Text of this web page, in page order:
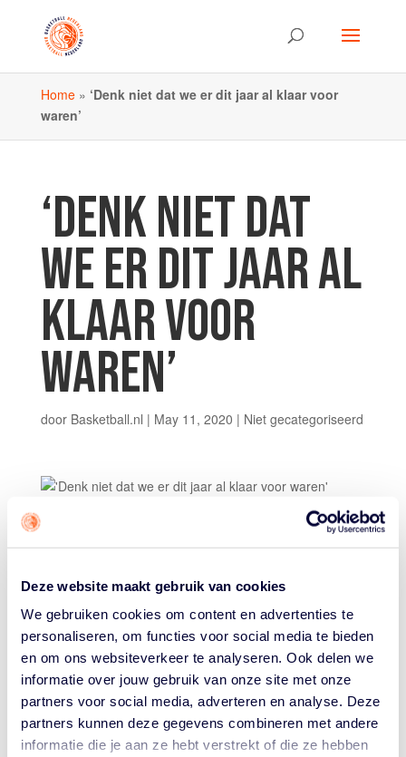
Deze website maakt gebruik van cookies
We gebruiken cookies om content en advertenties te
personaliseren, om functies voor social media te bieden
en om ons websiteverkeer te analyseren. Ook delen we
informatie over jouw gebruik van onze site met onze
partners voor social media, adverteren en analyse. Deze
partners kunnen deze gegevens combineren met andere
informatie die je aan ze hebt verstrekt of die ze hebben
Home» ‘Denk niet dat we er dit jaar al klaar voor
waren’
‘DENK NIET DAT
WE ER DIT JAAR AL
KLAAR VOOR
WAREN’
door Basketball.nl | May 11, 2020 | Niet gecategoriseerd
Volgens de NOS lijkt het alweer lichtjaren geleden: de
Otten Stadion in Amsterdam, waar ze sinds vorige week
hebben een jaar langer om op elkaar ingespeeld te
raken nu de Olympische Spelen uitgesteld zijn. Volgens
bondscoach Brian Benjamin is dat een voordeel. "Denk
niet dat we er dit jaar al klaar voor waren."
Bekijk de video en de interviews met Brian Benjamin,
Dimeo van der Horst en Arvin Slagter.